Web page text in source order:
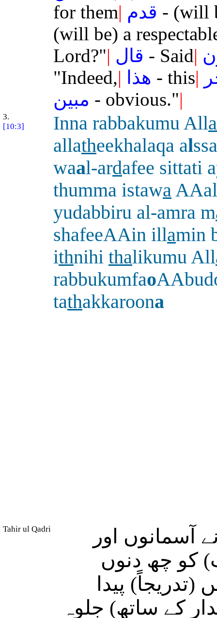
for them| قدم - (will
(will be) a
Lord?"| قال - Said|
"Indeed,| هذا - this|
مبين - obvious."|
3.
[10:3]
Inna rabbakumu Alla
allatheekhalaqa al
waal-ardafee sittati
thumma istawaAAal
yudabbiru al-amra m
shafeeAAin illamin
ithnihi thalikumu All
rabbukumfao
tathakkaroona
Tahir ul Qadri
آسمانوں اور
کو چھ دنوں
پیدا
کے ساتھ) جلوہ